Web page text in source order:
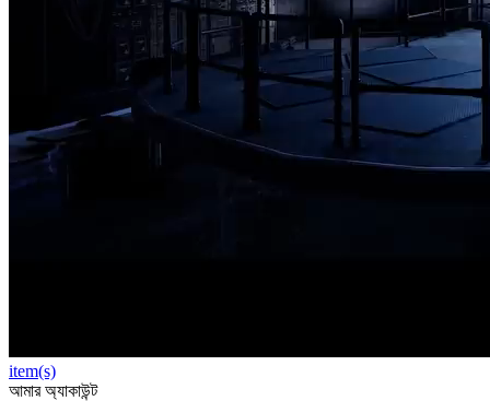
item(s)
আমার অ্যাকাউন্ট